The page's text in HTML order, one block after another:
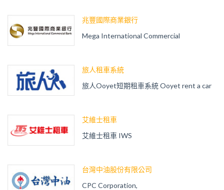
兆豐國際商業銀行
Mega International Commercial
旅人租車系統
旅人Ooyet短期租車系統 Ooyet rent a car
艾維士租車
艾維士租車 IWS
台灣中油股份有限公司
CPC Corporation,